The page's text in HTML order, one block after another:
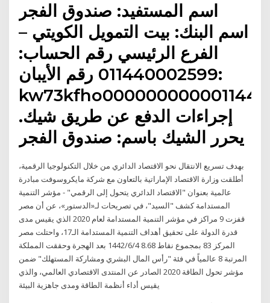
اسم المستفيد: صندوق الفجر
اسم البنك: بيت التمويل الكويتي –
الفرع الرئيسي رقم الحساب:
011440002599 رقم الأيبان:
إجراءات الدفع عن طريق شيك.
يحرر الشيك باسم: صندوق الفجر
بهدف تسريع الانتقال نحو الاقتصاد الدائري من خلال التكنولوجيا الرقمية،
أطلقت وزارة الاقتصاد الإماراتية بالتعاون مع شركة مايكروسوفت مبادرة
عالمية بعنوان "الاقتصاد الدائري يتحول إلى الرقمي" - مؤشر التنمية
المستدامة كشف "السيد"، في تصريحات لـ«الدستور»، عن أن مصر
قفزت 9 مراكز في مؤشر التنمية المستدامة لعام 2020 الذي يقيس مدى
قدرة الدولة على تحقيق أهداف التنمية المستدامة الـ17، واحتلت مصر
المركز 83 بمجموع نقاط 8.68 4‏‏/6‏‏/1442 بعد الهجرة وحققت المملكة
المرتبة 8 عالمياً في فئة "رأس المال البشري ومشاركة المستهلك" ضمن
مؤشر تحول الطاقة 2020 الصادر عن المنتدى الاقتصادي العالمي، والذي
يقيس أداء أنظمة الطاقة ومدى جاهزية البيئة